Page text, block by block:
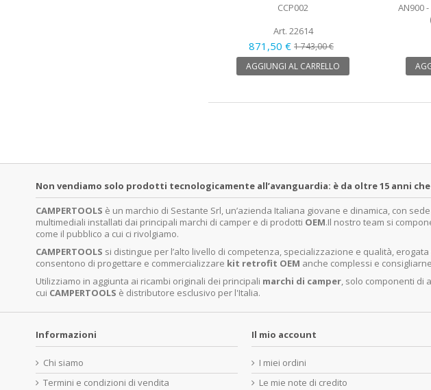
CCP002
Art. 22614
871,50 € 1 743,00 €
AGGIUNGI AL CARRELLO
AN900
Non vendiamo solo prodotti tecnologicamente all’avanguardia: è da oltre 15 anni
CAMPERTOOLS è un marchio di Sestante Srl, un’azienda Italiana giovane e dinamica, con
multimediali installati dai principali marchi di camper e di prodotti OEM.Il nostro team si
come il pubblico a cui ci rivolgiamo.
CAMPERTOOLS si distingue per l’alto livello di competenza, specializzazione e qualità,
consentono di progettare e commercializzare kit retrofit OEM anche complessi e
Utilizziamo in aggiunta ai ricambi originali dei principali marchi di camper, solo componenti di
cui CAMPERTOOLS è distributore esclusivo per l'Italia.
Informazioni
Chi siamo
Termini e condizioni di vendita
Il mio account
I miei ordini
Le mie note di credito